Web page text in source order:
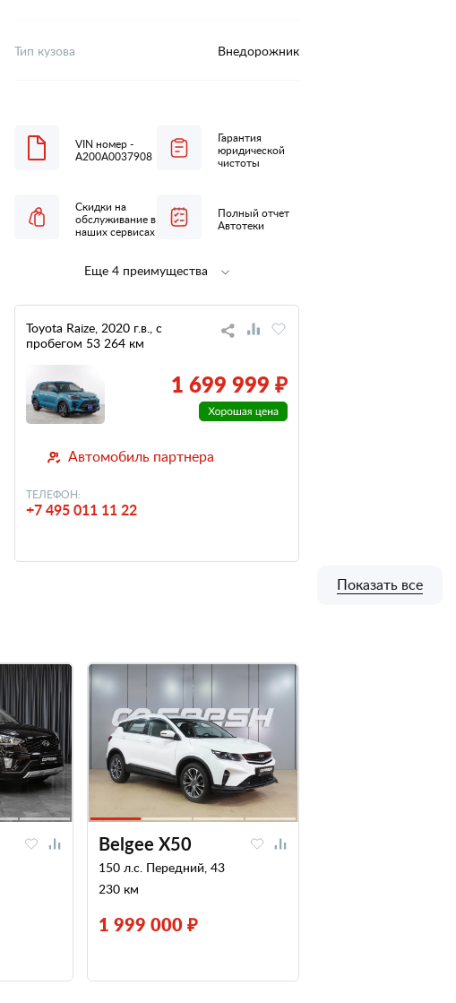
Тип кузова Внедорожник
VIN номер -
A200A0037908
Гарантия
юридической
чистоты
Скидки на
обслуживание в
наших сервисах
Полный отчет
Автотеки
Полная
не участвовал
Еще 4 преимущества
Toyota Raize, 2020 г.в., с
пробегом 53 264 км
1 699 999 ₽
Автомобиль партнера
ТЕЛЕФОН:
+7 495 011 11 22
Belgee X50
150 л.с. Передний, 43
230 км
1 999 000 ₽
Показать все